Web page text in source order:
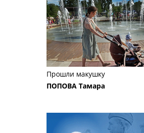
Прошли макушку
ПОПОВА Тамара